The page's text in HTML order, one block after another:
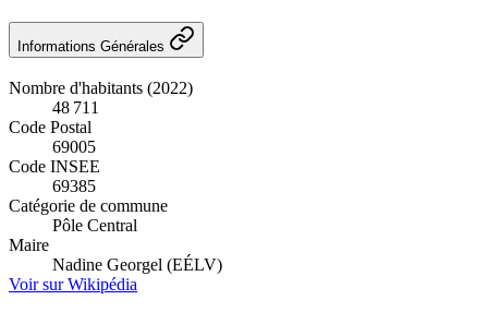
Informations Générales
Nombre d'habitants (2022)
48 711
Code Postal
69005
Code INSEE
69385
Catégorie de commune
Pôle Central
Maire
Nadine Georgel (EÉLV)
Voir sur Wikipédia